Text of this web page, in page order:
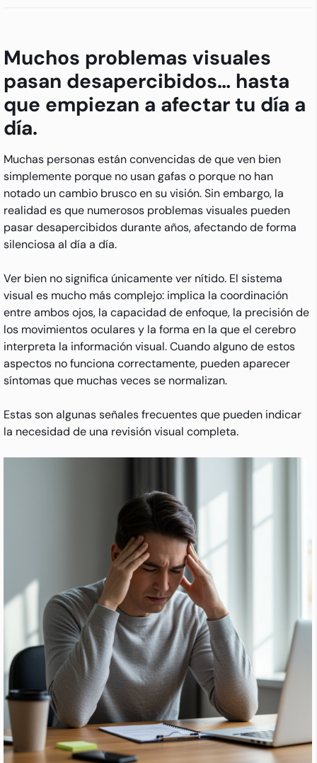
Muchos problemas visuales
pasan desapercibidos… hasta
que empiezan a afectar tu día a
día.
Muchas personas están convencidas de que ven bien
simplemente porque no usan gafas o porque no han
notado un cambio brusco en su visión. Sin embargo, la
realidad es que numerosos problemas visuales pueden
pasar desapercibidos durante años, afectando de forma
silenciosa al día a día.
Ver bien no significa únicamente ver nítido. El sistema
visual es mucho más complejo: implica la coordinación
entre ambos ojos, la capacidad de enfoque, la precisión de
los movimientos oculares y la forma en la que el cerebro
interpreta la información visual. Cuando alguno de estos
aspectos no funciona correctamente, pueden aparecer
síntomas que muchas veces se normalizan.
Estas son algunas señales frecuentes que pueden indicar
la necesidad de una revisión visual completa.